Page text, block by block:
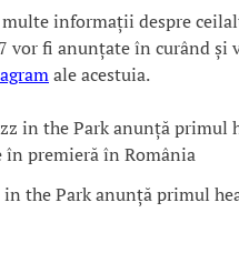
informații despre
vor fi anunțate în curând și
ale acestuia.
in the Park anunță primul